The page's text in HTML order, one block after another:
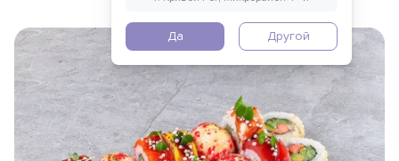
Да Другой